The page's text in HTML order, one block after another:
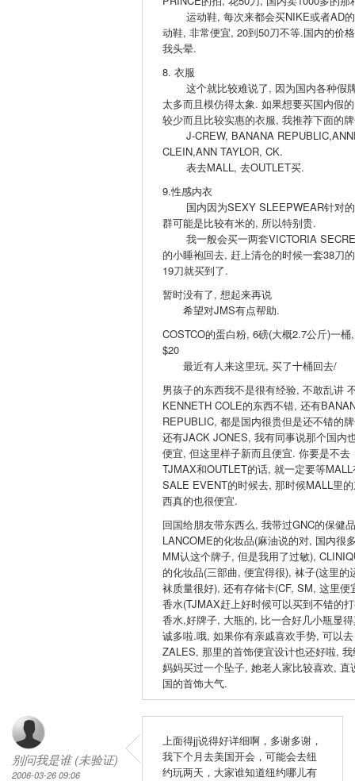
运动鞋, 每次来都会买NIKE或者AD
动鞋, 非常便宜, 20到50刀不等.国内的价
我头晕.
8. 衣服
这个就比较难说了, 因为国内各种假
太多而且模仿得太象. 如果想要买国内假
较少而且比较实惠的衣服, 我推荐下面的
J-CREW, BANANA
CLEIN,ANN TAYLOR, CK.
表去MALL, 去OUTLET买.
9.性感内衣
国内因为SEXY SLEEPWEAR针对
群可能是比较有米的, 所以特别贵.
我一般会买一两套VICTORIA
的小睡袍回去, 赶上清仓的时候一套38刀
19刀就买到了.
暂时没有了, 想起来再说
希望对JMS有点帮助.
COSTCO的蛋白粉, 6磅(大概2.7公斤)一桶,
$20
最近有人来这里玩, 买了十桶回去/
男孩子的东西我不是很有经验, 不敢乱讲
KENNETH COLE的东西不错, 还有
REPUBLIC, 都是国内很贵但是还不错的
还有JACK JONES, 我有同事说那个国内
便宜, 但这里样子新而且便宜. 你要是不去
TJMAX和OUTLET的话, 就一定要等
SALE EVENT的时候去, 那时候MALL里
西真的也很便宜.
回国给朋友带东西么, 我带过GNC的保健
LANCOME的化妆品(麻油说的对, 国内很
MM认这个牌子, 但是我用了过敏),
的化妆品(三部曲, 便宜得很), 袜子(这里的
袜质量很好), 还有存储卡(CF, SM, 这里便
香水(TJMAX赶上好时候可以买到不错的
香水,好牌子, 大瓶的, 比一合好几小瓶显
诚多啦.哦, 如果你有亲戚喜欢手势, 可以去
ZALES, 那里的首饰便宜设计也还好啦,
妈妈买过一个坠子, 她老人家比较喜欢, 直
国的首饰大气.
别问我是谁 (未验证)
2006-03-26 09:06
上面得jj说得好详细啊，多谢多谢，
我下个月去美国开会，可能会去纽
约玩两天，大家谁知道纽约哪儿有